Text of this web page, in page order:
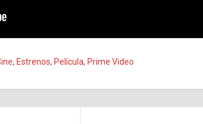
, Estrenos, Película, Prime Video